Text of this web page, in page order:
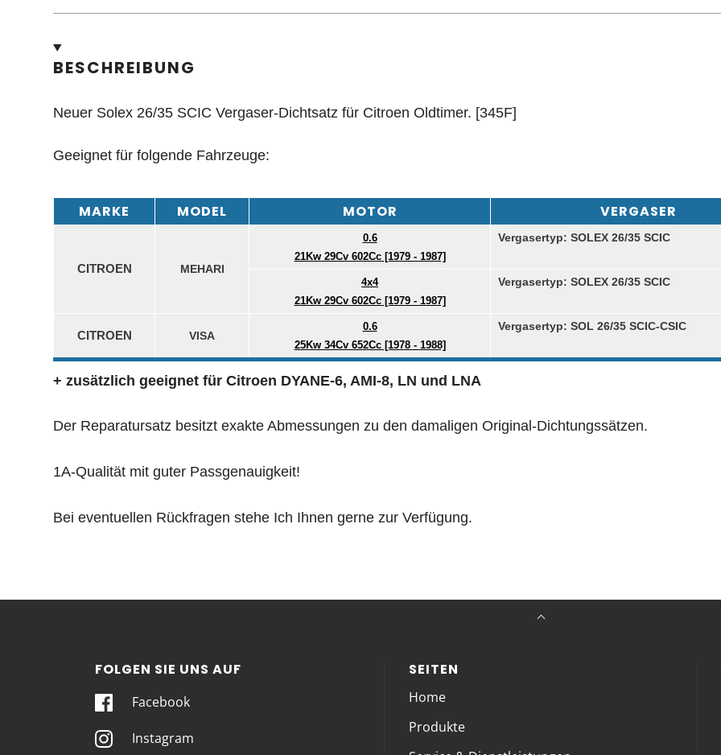
BESCHREIBUNG
Neuer Solex 26/35 SCIC Vergaser-Dichtsatz für Citroen Oldtimer. [345F]
Geeignet für folgende Fahrzeuge:
MARKE MODEL MOTOR VERGASER
CITROEN MEHARI
0.6
21Kw 29Cv 602Cc [1979 - 1987]
Vergasertyp: SOLEX 26/35 SCIC
4x4
21Kw 29Cv 602Cc [1979 - 1987]
Vergasertyp: SOLEX 26/35 SCIC
CITROEN VISA
0.6
25Kw 34Cv 652Cc [1978 - 1988]
Vergasertyp: SOL 26/35 SCIC-CSIC
+ zusätzlich geeignet für Citroen DYANE-6, AMI-8, LN und LNA
Der Reparatursatz besitzt exakte Abmessungen zu den damaligen Original-Dichtungssätzen.
1A-Qualität mit guter Passgenauigkeit!
Bei eventuellen Rückfragen stehe Ich Ihnen gerne zur Verfügung.
FOLGEN SIE UNS AUF
Facebook
Instagram
SEITEN
Home
Produkte